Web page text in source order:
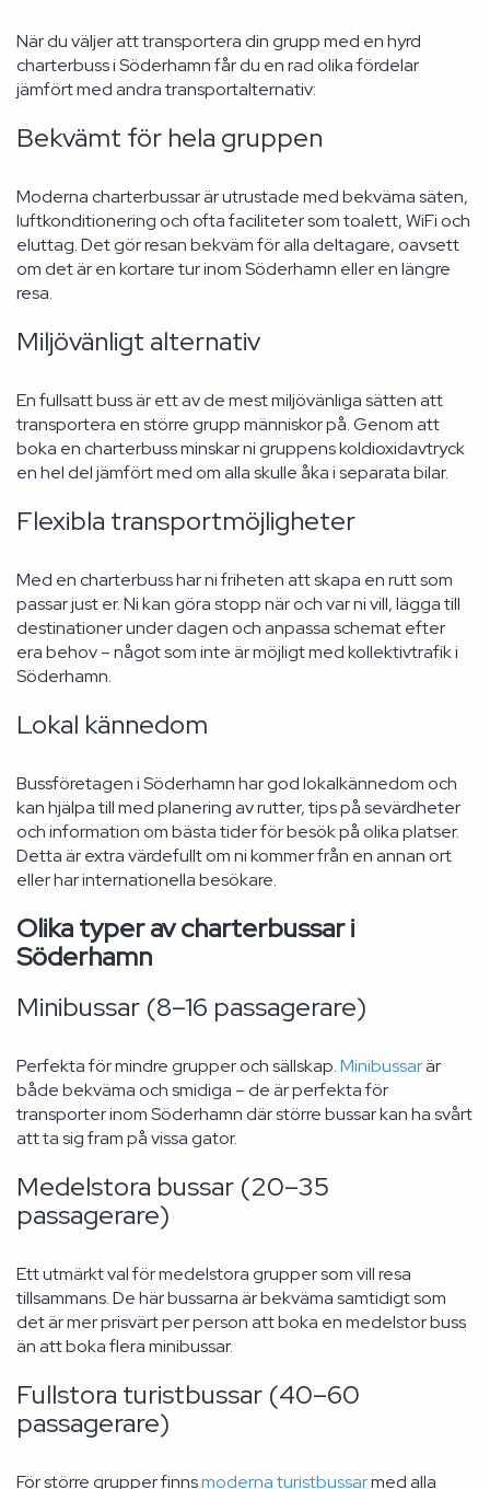
När du väljer att transportera din grupp med en hyrd
charterbuss i Söderhamn får du en rad olika fördelar
jämfört med andra transportalternativ:
Bekvämt för hela gruppen
Moderna charterbussar är utrustade med bekväma säten,
luftkonditionering och ofta faciliteter som toalett, WiFi och
eluttag. Det gör resan bekväm för alla deltagare, oavsett
om det är en kortare tur inom Söderhamn eller en längre
resa.
Miljövänligt alternativ
En fullsatt buss är ett av de mest miljövänliga sätten att
transportera en större grupp människor på. Genom att
boka en charterbuss minskar ni gruppens koldioxidavtryck
en hel del jämfört med om alla skulle åka i separata bilar.
Flexibla transportmöjligheter
Med en charterbuss har ni friheten att skapa en rutt som
passar just er. Ni kan göra stopp när och var ni vill, lägga till
destinationer under dagen och anpassa schemat efter
era behov – något som inte är möjligt med kollektivtrafik i
Söderhamn.
Lokal kännedom
Bussföretagen i Söderhamn har god lokalkännedom och
kan hjälpa till med planering av rutter, tips på sevärdheter
och information om bästa tider för besök på olika platser.
Detta är extra värdefullt om ni kommer från en annan ort
eller har internationella besökare.
Olika typer av charterbussar i
Söderhamn
Minibussar (8–16 passagerare)
Perfekta för mindre grupper och sällskap.Minibussarär
både bekväma och smidiga – de är perfekta för
transporter inom Söderhamn där större bussar kan ha svårt
att ta sig fram på vissa gator.
Medelstora bussar (20–35
passagerare)
Ett utmärkt val för medelstora grupper som vill resa
tillsammans. De här bussarna är bekväma samtidigt som
det är mer prisvärt per person att boka en medelstor buss
än att boka flera minibussar.
Fullstora turistbussar (40–60
passagerare)
För större grupper finnsmoderna turistbussarmed alla